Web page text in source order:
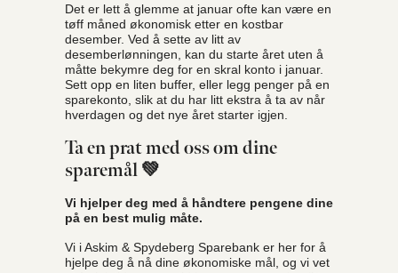
Det er lett å glemme at januar ofte kan være en
tøff måned økonomisk etter en kostbar
desember. Ved å sette av litt av
desemberlønningen, kan du starte året uten å
måtte bekymre deg for en skral konto i januar.
Sett opp en liten buffer, eller legg penger på en
sparekonto, slik at du har litt ekstra å ta av når
hverdagen og det nye året starter igjen.
Ta en prat med oss om dine
sparemål 💚
Vi hjelper deg med å håndtere pengene dine
på en best mulig måte.
Vi i Askim & Spydeberg Sparebank er her for å
hjelpe deg å nå dine økonomiske mål, og vi vet